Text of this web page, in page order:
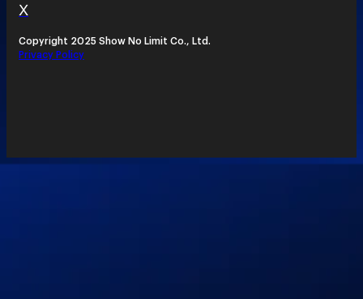
X
Copyright 2025 Show No Limit Co., Ltd.
Privacy Policy